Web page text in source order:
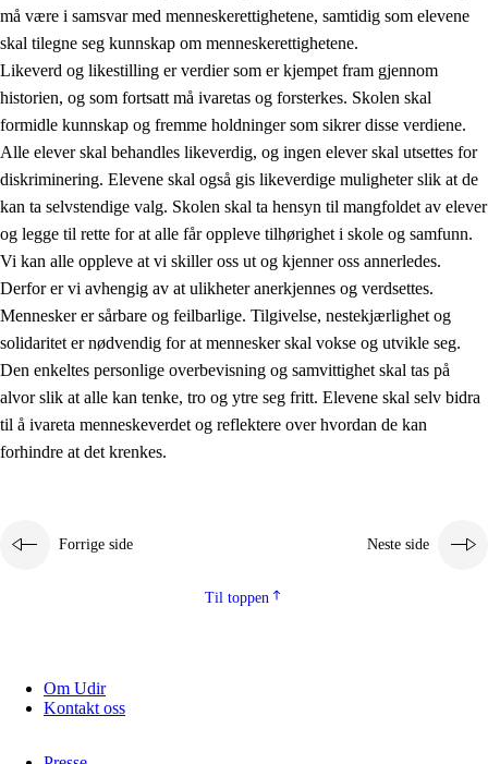
1.3 Kritisk tenkning og etisk bevissthet
1.4 Skaperglede, engasjement og utforskertrang
1.5 Respekt for naturen og miljøbevissthet
1.6 Demokrati og medvirkning
må være i samsvar med menneskerettighetene, samtidig som elevene
skal tilegne seg kunnskap om menneskerettighetene.
Likeverd og likestilling er verdier som er kjempet fram gjennom
historien, og som fortsatt må ivaretas og forsterkes. Skolen skal
formidle kunnskap og fremme holdninger som sikrer disse verdiene.
Alle elever skal behandles likeverdig, og ingen elever skal utsettes for
diskriminering. Elevene skal også gis likeverdige muligheter slik at de
kan ta selvstendige valg. Skolen skal ta hensyn til mangfoldet av elever
og legge til rette for at alle får oppleve tilhørighet i skole og samfunn.
Vi kan alle oppleve at vi skiller oss ut og kjenner oss annerledes.
Derfor er vi avhengig av at ulikheter anerkjennes og verdsettes.
Mennesker er sårbare og feilbarlige. Tilgivelse, nestekjærlighet og
solidaritet er nødvendig for at mennesker skal vokse og utvikle seg.
Den enkeltes personlige overbevisning og samvittighet skal tas på
alvor slik at alle kan tenke, tro og ytre seg fritt. Elevene skal selv bidra
til å ivareta menneskeverdet og reflektere over hvordan de kan
forhindre at det krenkes.
Forrige side Neste side
Til toppen
Om Udir
Kontakt oss